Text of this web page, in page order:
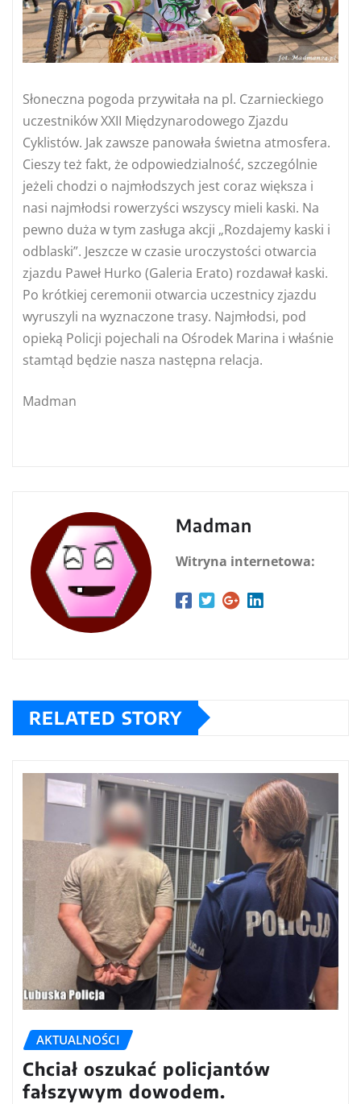
Słoneczna pogoda przywitała na pl. Czarnieckiego
uczestników XXII Międzynarodowego Zjazdu
Cyklistów. Jak zawsze panowała świetna atmosfera.
Cieszy też fakt, że odpowiedzialność, szczególnie
jeżeli chodzi o najmłodszych jest coraz większa i
nasi najmłodsi rowerzyści wszyscy mieli kaski. Na
pewno duża w tym zasługa akcji „Rozdajemy kaski i
odblaski”. Jeszcze w czasie uroczystości otwarcia
zjazdu Paweł Hurko (Galeria Erato) rozdawał kaski.
Po krótkiej ceremonii otwarcia uczestnicy zjazdu
wyruszyli na wyznaczone trasy. Najmłodsi, pod
opieką Policji pojechali na Ośrodek Marina i właśnie
stamtąd będzie nasza następna relacja.
Madman
Madman
Witryna internetowa:
RELATED STORY
AKTUALNOŚCI
Chciał oszukać policjantów
fałszywym dowodem.